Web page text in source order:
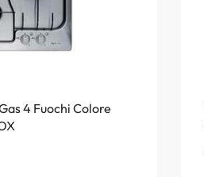
4 Fuochi Colore